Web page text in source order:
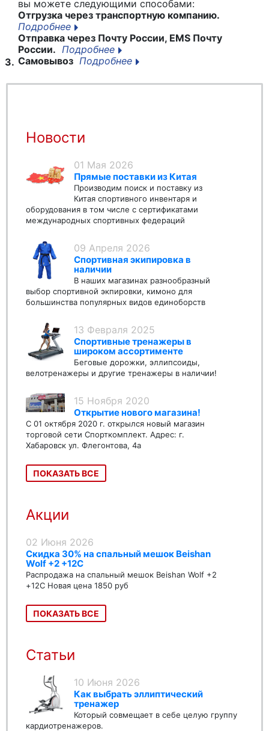
вы можете следующими способами:
Отгрузка через транспортную компанию.
Подробнее
Отправка через Почту России, EMS Почту
России. Подробнее
3. Самовывоз Подробнее
Новости
01 Мая 2026
Прямые поставки из Китая
Производим поиск и поставку из
Китая спортивного инвентаря и
оборудования в том числе с сертификатами
международных спортивных федераций
09 Апреля 2026
Спортивная экипировка в
наличии
В наших магазинах разнообразный
выбор спортивной экпировки, кимоно для
большинства популярных видов единоборств
13 Февраля 2025
Спортивные тренажеры в
широком ассортименте
Беговые дорожки, эллипсоиды,
велотренажеры и другие тренажеры в наличии!
15 Ноября 2020
Открытие нового магазина!
С 01 октября 2020 г. открылся новый магазин
торговой сети Спорткомплект. Адрес: г.
Хабаровск ул. Флегонтова, 4а
ПОКАЗАТЬ ВСЕ
Акции
02 Июня 2026
Скидка 30% на спальный мешок Beishan
Wolf +2 +12C
Распродажа на спальный мешок Beishan Wolf +2
+12C Новая цена 1850 руб
ПОКАЗАТЬ ВСЕ
Статьи
10 Июня 2026
Как выбрать эллиптический
тренажер
Который совмещает в себе целую группу
кардиотренажеров.